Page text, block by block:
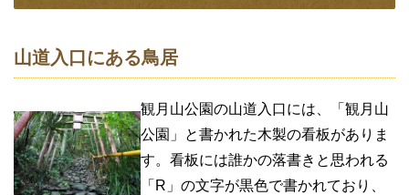
山道入口にある鳥居
観月山公園の山道入口には、「観月山
公園」と書かれた木製の看板がありま
す。看板には誰かの落書きと思われる
「R」の文字が黒色で書かれており、